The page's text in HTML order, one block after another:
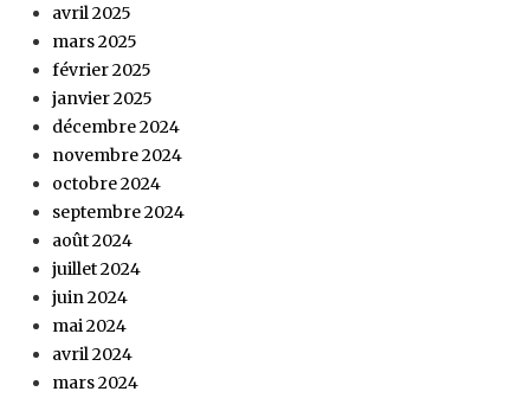
avril 2025
mars 2025
février 2025
janvier 2025
décembre 2024
novembre 2024
octobre 2024
septembre 2024
août 2024
juillet 2024
juin 2024
mai 2024
avril 2024
mars 2024